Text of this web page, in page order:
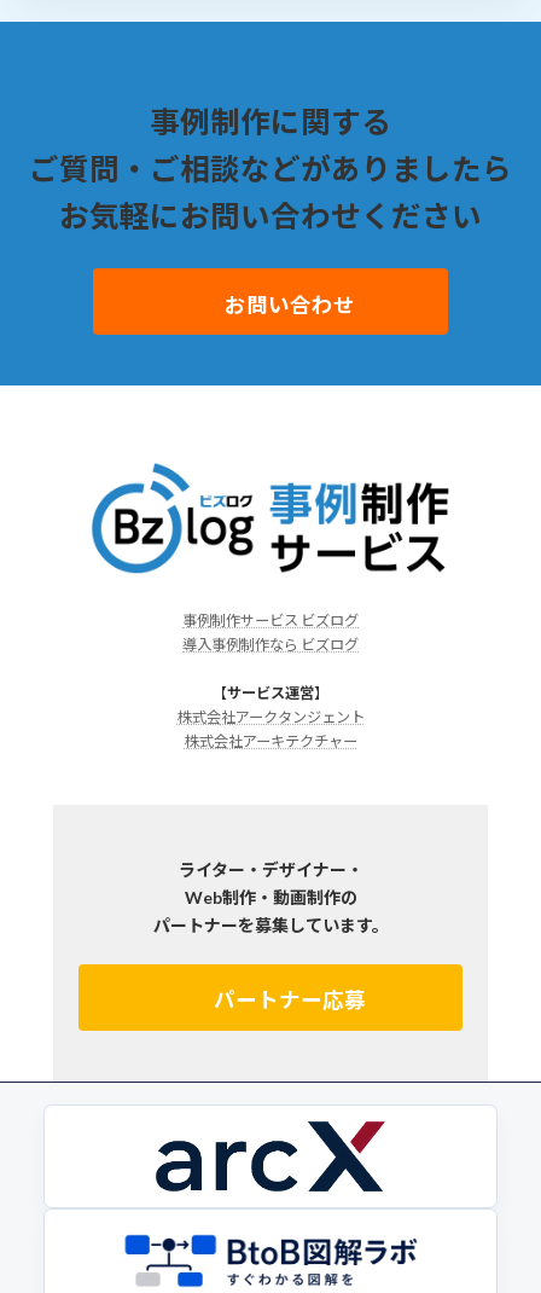
事例制作に関する
ご質問・ご相談などがありましたら
お気軽にお問い合わせください
お問い合わせ
事例制作サービス ビズログ
導入事例制作なら ビズログ
【サービス運営】
株式会社アークタンジェント
株式会社アーキテクチャー
ライター・デザイナー・
Web制作・動画制作の
パートナーを募集しています。
パートナー応募